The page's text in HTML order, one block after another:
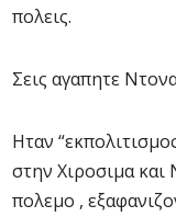
πολεις.
Σεις αγαπητε
Ηταν
στην Χιροσιμα και
πολεμο ,